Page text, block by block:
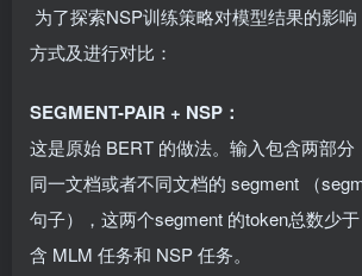
为了探索NSP训练策略对模型结果的影
方式及进行对比：
SEGMENT-PAIR + NSP：
这是原始 BERT 的做法。输入包含两部分
同一文档或者不同文档的 segment （
句子），这两个segment 的token总数少
含 MLM 任务和 NSP 任务。